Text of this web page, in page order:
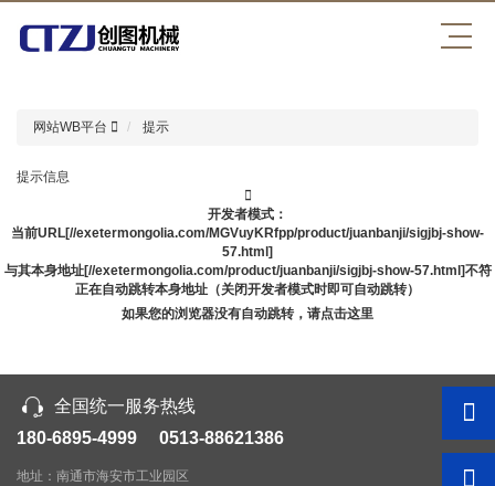
WB平台
网站WB平台 提示
提示信息
开发者模式：
当前URL[//exetermongolia.com/MGVuyKRfpp/product/juanbanji/sigjbj-show-
57.html]
与其本身地址[//exetermongolia.com/product/juanbanji/sigjbj-show-57.html]不符
正在自动跳转本身地址（关闭开发者模式时即可自动跳转）
如果您的浏览器没有自动跳转，请点击这里
全国统一服务热线
180-6895-4999 0513-88621386
地址：南通市海安市工业园区